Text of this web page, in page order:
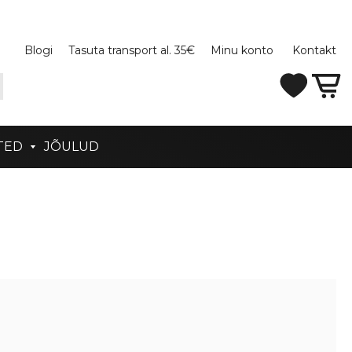
Blogi Tasuta transport al. 35€ Minu konto Kontakt
JÕULUD